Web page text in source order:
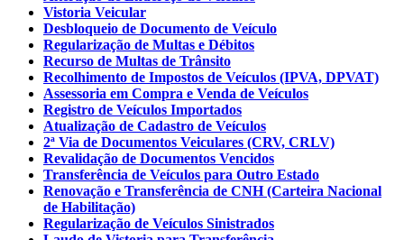
Vistoria Veicular
Desbloqueio de Documento de Veículo
Regularização de Multas e Débitos
Recurso de Multas de Trânsito
Recolhimento de Impostos de Veículos (IPVA, DPVAT)
Assessoria em Compra e Venda de Veículos
Registro de Veículos Importados
Atualização de Cadastro de Veículos
2ª Via de Documentos Veiculares (CRV, CRLV)
Revalidação de Documentos Vencidos
Transferência de Veículos para Outro Estado
Renovação e Transferência de CNH (Carteira Nacional
de Habilitação)
Regularização de Veículos Sinistrados